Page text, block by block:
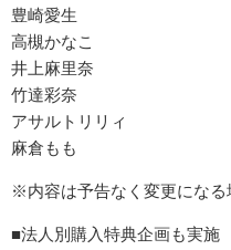
豊崎愛生
高槻かなこ
井上麻里奈
竹達彩奈
アサルトリリィ
麻倉もも
※内容は予告なく変更になる
■法人別購入特典企画も実施